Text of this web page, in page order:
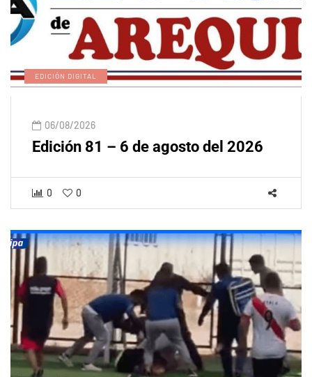
EDICIÓN DIGITAL
06/08/2026
Edición 81 – 6 de agosto del 2026
0 0